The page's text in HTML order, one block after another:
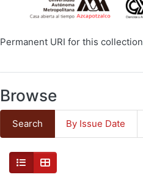
Permanent URI for this collection
Browse
Search By Issue Date